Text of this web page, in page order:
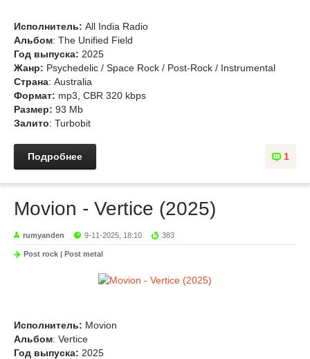
Исполнитель: All India Radio
Альбом: The Unified Field
Год выпуска: 2025
Жанр: Psychedelic / Space Rock / Post-Rock / Instrumental
Страна: Australia
Формат: mp3, CBR 320 kbps
Размер: 93 Mb
Залито: Turbobit
1
Подробнее
Movion - Vertice (2025)
rumyanden 9-11-2025, 18:10 383
Post rock | Post metal
Исполнитель: Movion
Альбом: Vertice
Год выпуска: 2025